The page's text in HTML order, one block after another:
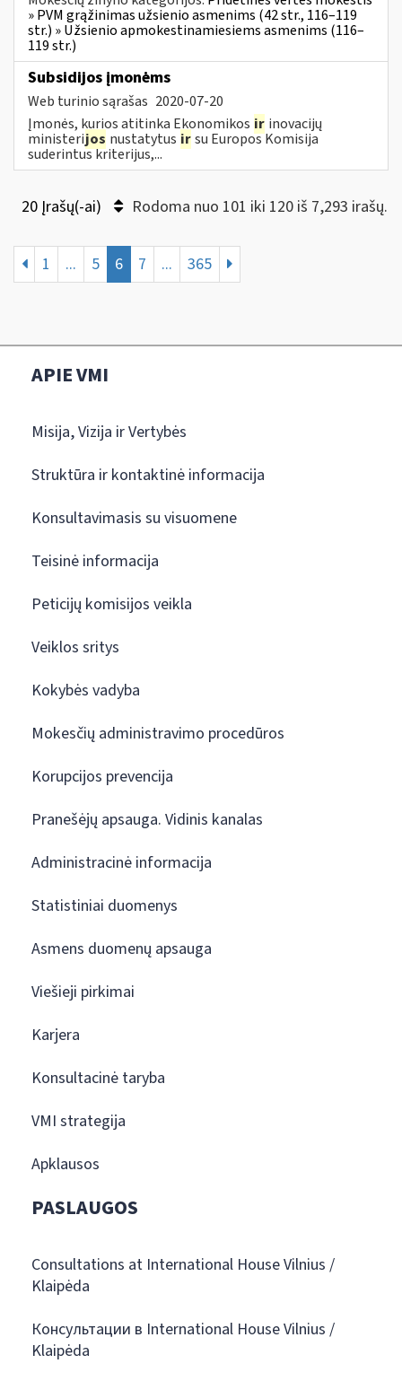
» PVM grąžinimas užsienio asmenims (42 str., 116–119
str.) » Užsienio apmokestinamiesiems asmenims (116–
119 str.)
Subsidijos įmonėms
Web turinio sąrašas 2020-07-20
Įmonės, kurios atitinka Ekonomikos ir inovacijų
ministerijos nustatytus irsu Europos Komisija
suderintus kriterijus,...
20 Įrašų(-ai) Rodoma nuo 101 iki 120 iš 7,293 irašų.
1 ... 5 6 7 ... 365
APIE VMI
Misija, Vizija ir Vertybės
Struktūra ir kontaktinė informacija
Konsultavimasis su visuomene
Teisinė informacija
Peticijų komisijos veikla
Veiklos sritys
Kokybės vadyba
Mokesčių administravimo procedūros
Korupcijos prevencija
Pranešėjų apsauga. Vidinis kanalas
Administracinė informacija
Statistiniai duomenys
Asmens duomenų apsauga
Viešieji pirkimai
Karjera
Konsultacinė taryba
VMI strategija
Apklausos
PASLAUGOS
Consultations at International House Vilnius /
Klaipėda
Консультации в International House Vilnius /
Klaipėda